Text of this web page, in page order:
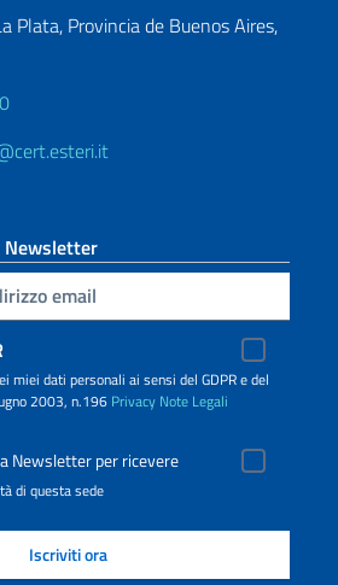
Plata, Provincia de Buenos Aires,
miei dati personali ai sensi del GDPR e del
2003, n.196 Privacy Note Legali
Newsletter per ricevere
di questa sede